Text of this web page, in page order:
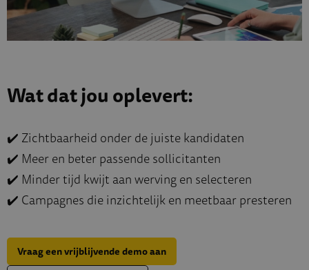
Wat dat jou oplevert:
✔️ Zichtbaarheid onder de juiste kandidaten
✔️ Meer en beter passende sollicitanten
✔️ Minder tijd kwijt aan werving en selecteren
✔️ Campagnes die inzichtelijk en meetbaar presteren
Vraag een vrijblijvende demo aan